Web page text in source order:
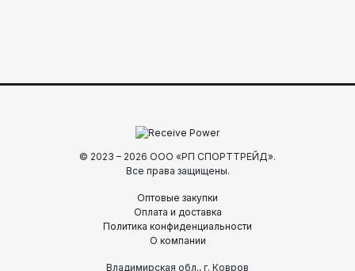
© 2023 – 2026 ООО «РП СПОРТТРЕЙД».
Все права защищены.
Оптовые закупки
Оплата и доставка
Политика конфиденциальности
О компании
Владимирская обл., г. Ковров